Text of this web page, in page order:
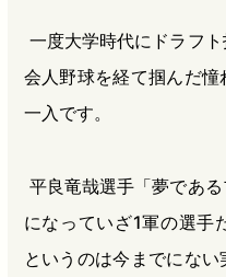
一度大学時代にドラフ
会人野球を経て掴んだ
一入です。
平良竜哉選手「夢であ
になっていざ1軍の選手
というのは今までにな